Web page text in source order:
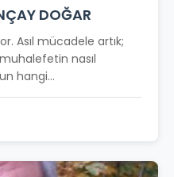
DOĞAR
Asıl mücadele artık;
nasıl
hangi...